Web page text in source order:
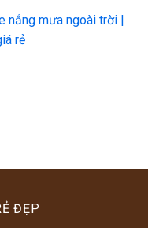
nắng mưa ngoài trời |
rẻ
ĐẸP